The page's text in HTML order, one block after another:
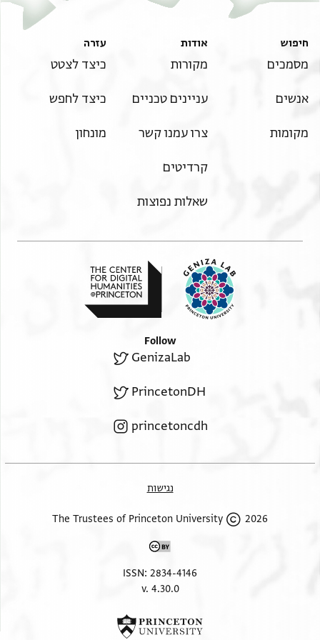
חיפוש
מסמכים
אנשים
מקומות
אודות
מקורות
עניינים טכניים
צרו עמנו קשר
קרדיטים
שאלות נפוצות
עזרה
כיצד לצטט
כיצד לחפש
מונחון
Follow
GenizaLab
PrincetonDH
princetoncdh
נגישות
2026 The Trustees of Princeton University
ISSN: 2834-4146
v. 4.30.0